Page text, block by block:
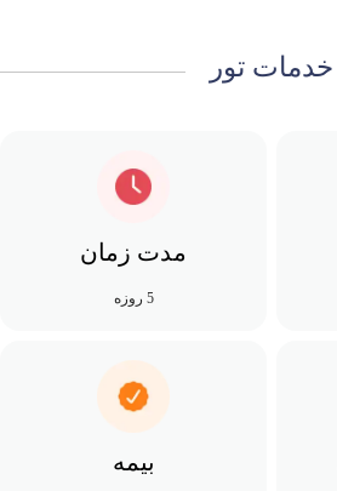
خدمات تور
مدت زمان
5 روزه
بیمه